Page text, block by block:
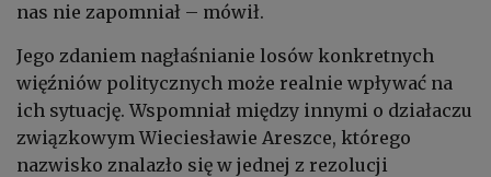
nas nie zapomniał – mówił.
Jego zdaniem nagłaśnianie losów konkretnych
więźniów politycznych może realnie wpływać na
ich sytuację. Wspomniał między innymi o działaczu
związkowym Wieciesławie Areszce, którego
nazwisko znalazło się w jednej z rezolucji